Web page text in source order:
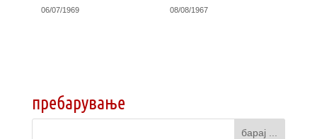
06/07/1969 08/08/1967
пребарување